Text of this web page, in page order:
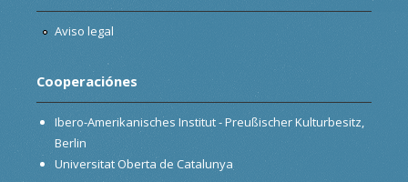
Aviso legal
Cooperaciónes
Ibero-Amerikanisches Institut - Preußischer Kulturbesitz,
Berlin
Universitat Oberta de Catalunya